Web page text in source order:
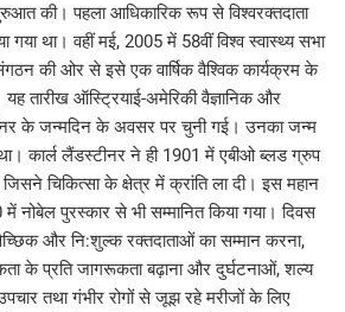
की। पहला आधिकारिक रूप से विश्वरक्तदाता
गया था। वहीं मई, 2005 में 58वीं विश्व स्वास्थ्य सभा
की ओर से इसे एक वार्षिक वैश्विक कार्यक्रम के
यह तारीख ऑस्ट्रियाई-अमेरिकी वैज्ञानिक और
के जन्मदिन के अवसर पर चुनी गई। उनका जन्म
कार्ल लैंडस्टीनर ने ही 1901 में एबीओ ब्लड ग्रुप
चिकित्सा के क्षेत्र में क्रांति ला दी। इस महान
नोबेल पुरस्कार से भी सम्मानित किया गया। दिवस
और नि:शुल्क रक्तदाताओं का सम्मान करना,
के प्रति जागरूकता बढ़ाना और दुर्घटनाओं, शल्य
तथा गंभीर रोगों से जूझ रहे मरीजों के लिए